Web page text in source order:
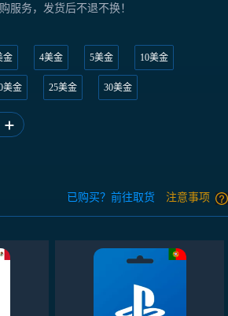
服务，发货后不退不换！
金 4美金 5美金 10美金
美金 25美金 30美金
已购买？前往取货 注意事项